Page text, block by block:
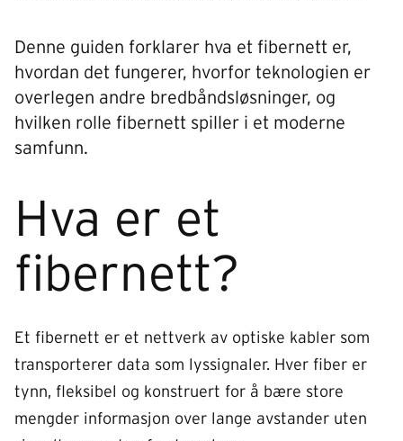
Denne guiden forklarer hva et fibernett er,
hvordan det fungerer, hvorfor teknologien er
overlegen andre bredbåndsløsninger, og
hvilken rolle fibernett spiller i et moderne
samfunn.
Hva er et
fibernett?
Et fibernett er et nettverk av optiske kabler som
transporterer data som lyssignaler. Hver fiber er
tynn, fleksibel og konstruert for å bære store
mengder informasjon over lange avstander uten